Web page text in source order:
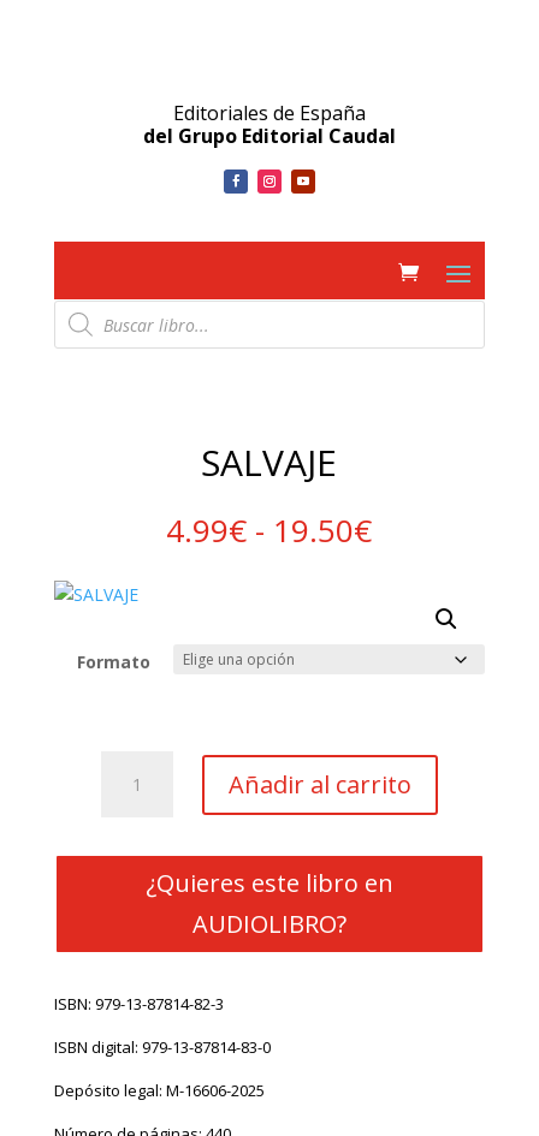
Editoriales de España
del Grupo Editorial Caudal
Búsqueda
de
productos
SALVAJE
4.99€ - 19.50€Rango
de
desde
4.99€
Formato
cantidad
Añadir al carrito
¿Quieres este libro en
AUDIOLIBRO?
ISBN: 979-13-87814-82-3
ISBN digital: 979-13-87814-83-0
Depósito legal: M-16606-2025